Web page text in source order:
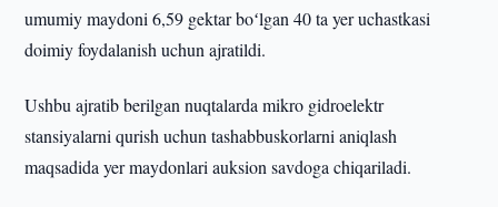
umumiy maydoni 6,59 gektar boʻlgan 40 ta yer uchastkasi
doimiy foydalanish uchun ajratildi.
Ushbu ajratib berilgan nuqtalarda mikro gidroelektr
stansiyalarni qurish uchun tashabbuskorlarni aniqlash
maqsadida yer maydonlari auksion savdoga chiqariladi.